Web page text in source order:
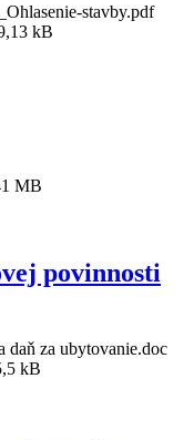
stavby.pdf
kB
MB
povinnosti
daň za ubytovanie.doc
kB